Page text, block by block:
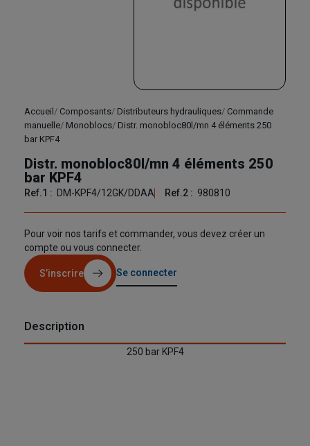
Accueil Composants Distributeurs hydrauliques Commande
manuelle Monoblocs Distr. monobloc80l/mn 4 éléments 250
bar KPF4
Distr. monobloc80l/mn 4 éléments 250
bar KPF4
Ref.1 : DM-KPF4/12GK/DDAA Ref.2 : 980810
Pour voir nos tarifs et commander, vous devez créer un
compte ou vous connecter.
S’inscrire Se connecter
Description
250 bar KPF4